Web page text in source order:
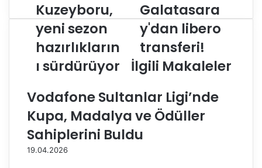
K
u
z
e
r
u
,
e
n
Kuzeyboru,
yeni sezon
hazırlıkların
ı sürdürüyor
G
a
l
a
a
a
r
a
'
Galatasara
y'dan libero
transferi!
İlgili Makaleler
Vodafone Sultanlar Ligi’nde
Kupa, Madalya ve Ödüller
Sahiplerini Buldu
19.04.2026